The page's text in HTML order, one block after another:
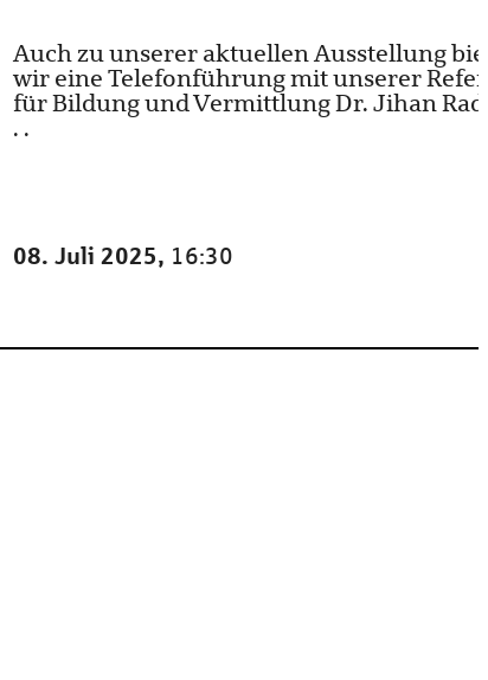
Auch zu unserer aktuellen Ausstellung
wir eine Telefonführung mit unserer
für Bildung und Vermittlung Dr. Jihan
. .
08. Juli 2025, 16:30